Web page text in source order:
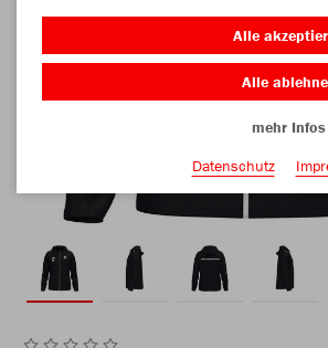
Alle
Alle
mehr Infos
Datenschutz